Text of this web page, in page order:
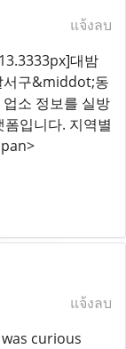
แจ้งลบ
대밤
구&middot;동
소 정보를 실방
입니다. 지역별
แจ้งลบ
curious